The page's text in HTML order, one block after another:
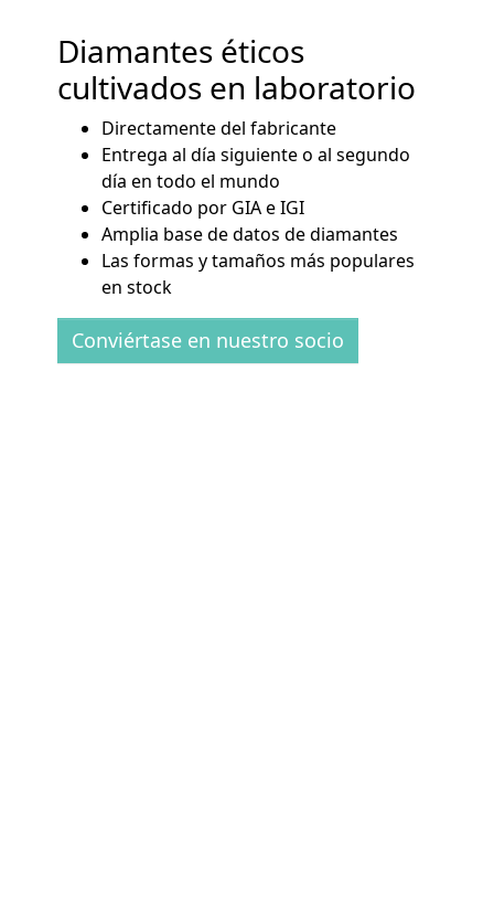
Diamantes éticos
cultivados en laboratorio
Directamente del fabricante
Entrega al día siguiente o al segundo
día en todo el mundo
Certificado por GIA e IGI
Amplia base de datos de diamantes
Las formas y tamaños más populares
en stock
Conviértase en nuestro socio